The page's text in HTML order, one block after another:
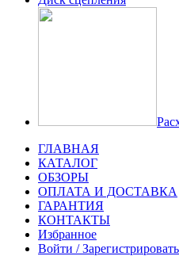
ГЛАВНАЯ
КАТАЛОГ
ОБЗОРЫ
ОПЛАТА И ДОСТАВКА
ГАРАНТИЯ
КОНТАКТЫ
Избранное
Войти /